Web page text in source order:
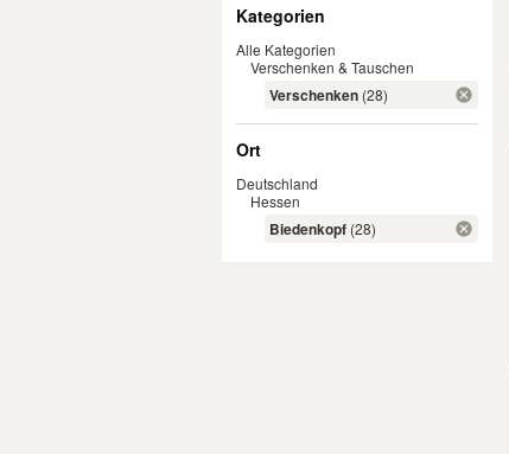
Kategorien
Alle Kategorien
Verschenken & Tauschen
Verschenken (28)
Ort
Deutschland
Hessen
Biedenkopf (28)